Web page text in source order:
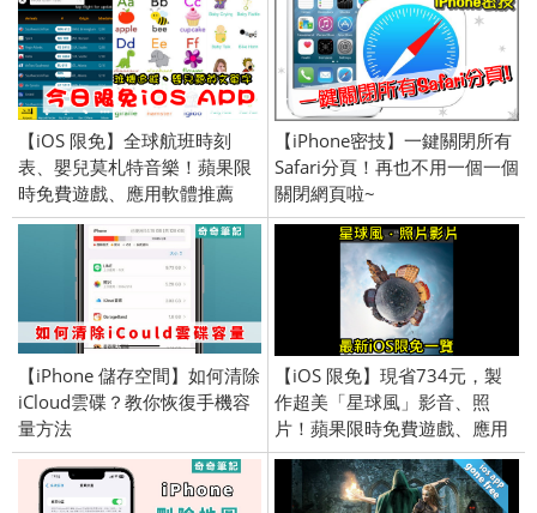
【iOS 限免】全球航班時刻
表、嬰兒莫札特音樂！蘋果限
時免費遊戲、應用軟體推薦
(iPhone／iPad) 2017/10/30
【iPhone密技】一鍵關閉所有
Safari分頁！再也不用一個一個
關閉網頁啦~
【iPhone 儲存空間】如何清除
iCloud雲碟？教你恢復手機容
量方法
【iOS 限免】現省734元，製
作超美「星球風」影音、照
片！蘋果限時免費遊戲、應用
軟體介紹 (iPhone／iPad)
2016/1/8